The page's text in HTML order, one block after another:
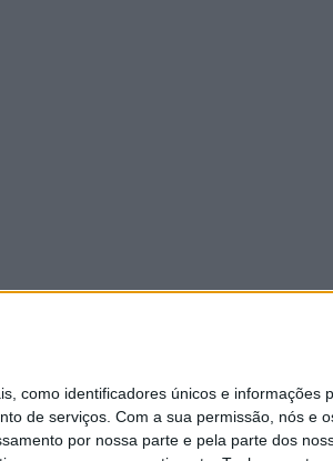
como identificadores únicos e informações
de serviços. Com a sua permissão, nós e
por nossa parte e pela parte dos